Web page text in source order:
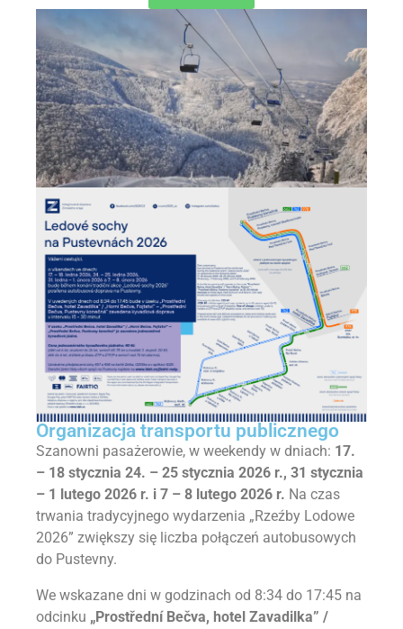
Organizacja transportu publicznego
Szanowni pasażerowie, w weekendy w dniach: 17.
– 18 stycznia 24. – 25 stycznia 2026 r., 31 stycznia
– 1 lutego 2026 r. i 7 – 8 lutego 2026 r. Na czas
trwania tradycyjnego wydarzenia „Rzeźby Lodowe
2026” zwiększy się liczba połączeń autobusowych
do Pustevny.
We wskazane dni w godzinach od 8:34 do 17:45 na
odcinku „Prostřední Bečva, hotel Zavadilka” /